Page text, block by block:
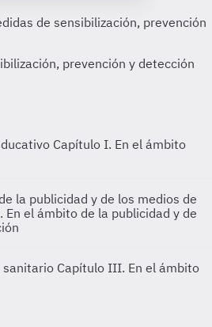
Capítulo I. En el ámbito
la publicidad y de los medios de
En el ámbito de la publicidad y de
sanitario Capítulo III. En el ámbito